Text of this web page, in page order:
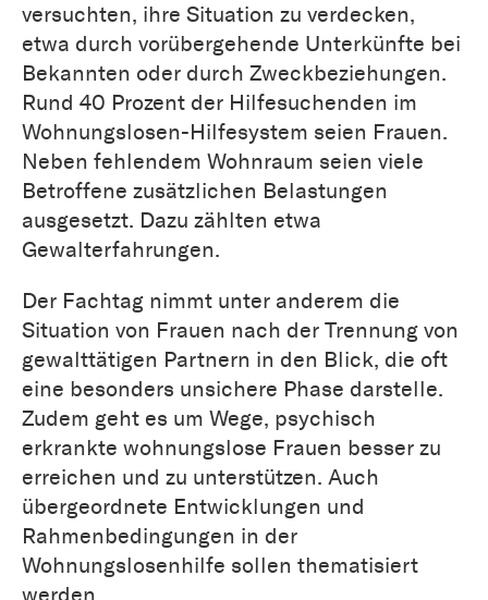
versuchten, ihre Situation zu verdecken,
etwa durch vorübergehende Unterkünfte bei
Bekannten oder durch Zweckbeziehungen.
Rund 40 Prozent der Hilfesuchenden im
Wohnungslosen-Hilfesystem seien Frauen.
Neben fehlendem Wohnraum seien viele
Betroffene zusätzlichen Belastungen
ausgesetzt. Dazu zählten etwa
Gewalterfahrungen.
Der Fachtag nimmt unter anderem die
Situation von Frauen nach der Trennung von
gewalttätigen Partnern in den Blick, die oft
eine besonders unsichere Phase darstelle.
Zudem geht es um Wege, psychisch
erkrankte wohnungslose Frauen besser zu
erreichen und zu unterstützen. Auch
übergeordnete Entwicklungen und
Rahmenbedingungen in der
Wohnungslosenhilfe sollen thematisiert
werden.